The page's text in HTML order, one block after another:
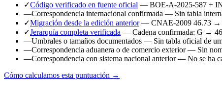
✓Código verificado en fuente oficial — BOE-A-2025-587 +
—Correspondencia internacional confirmada — Sin tabla
✓Migración desde la edición anterior — CNAE-2009 46.73 →
✓Jerarquía completa verificada — Cadena confirmada: G →
—Umbrales o tamaños documentados — Sin tabla oficial de
—Correspondencia aduanera o de comercio exterior— Sin
—Correspondencia con sistema nacional anterior— No se ha
Cómo calculamos esta puntuación →